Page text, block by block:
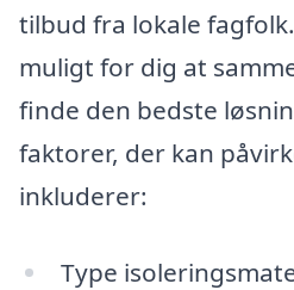
tilbud fra lokale
muligt for dig at
finde den bedste
faktorer, der kan
inkluderer:
Type